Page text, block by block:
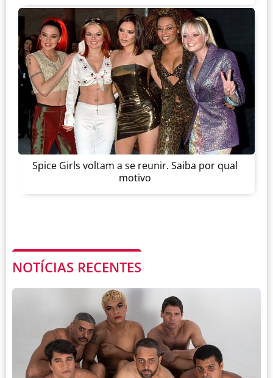
Spice Girls voltam a se reunir. Saiba por qual
motivo
NOTÍCIAS RECENTES